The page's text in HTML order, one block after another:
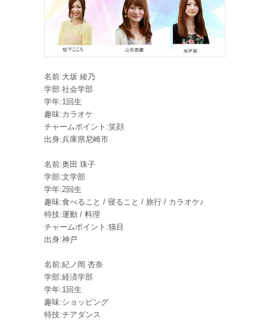
名前:大坂 綾乃
学部:社会学部
学年:1回生
趣味:カラオケ
チャームポイント:笑顔
出身:兵庫県尼崎市
名前:奥田 珠子
学部:文学部
学年:2回生
趣味:食べること / 寝ること / 旅行 / カラオケ♪
特技:運動 / 料​理
チャームポイント:猫目
出身:神戸
名前:紀ノ岡 杏奈
学部:経済学部
学年:1回生
趣味:ショッピング
特技:チアダンス